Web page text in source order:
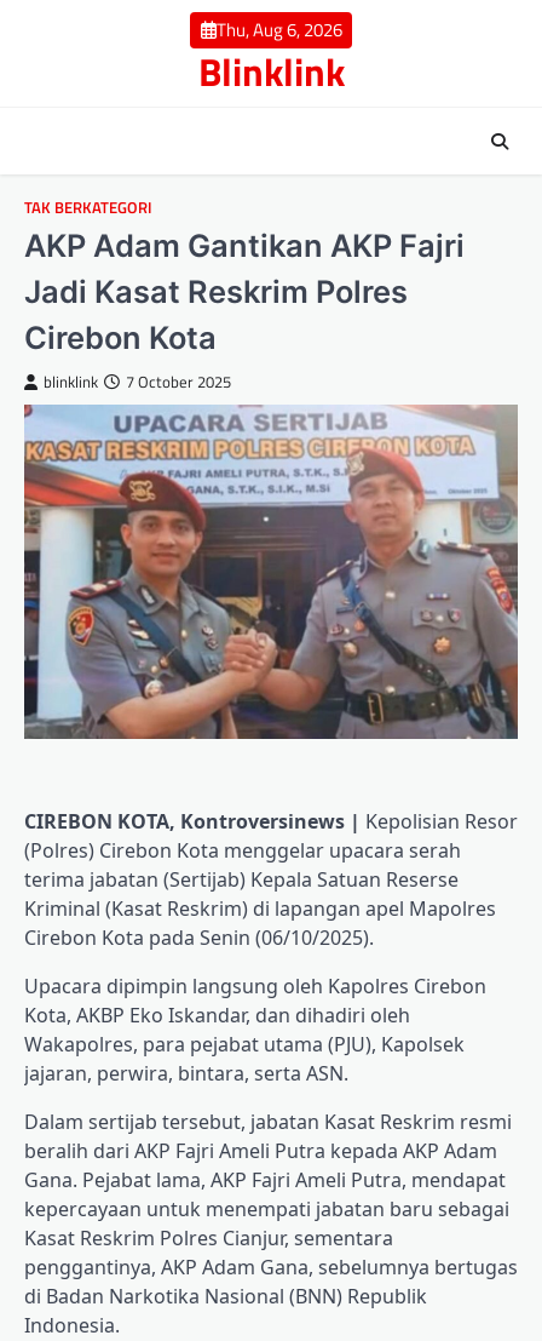
Thu, Aug 6, 2026
Blinklink
TAK BERKATEGORI
AKP Adam Gantikan AKP Fajri
Jadi Kasat Reskrim Polres
Cirebon Kota
blinklink 7 October 2025
CIREBON KOTA, Kontroversinews | Kepolisian Resor
(Polres) Cirebon Kota menggelar upacara serah
terima jabatan (Sertijab) Kepala Satuan Reserse
Kriminal (Kasat Reskrim) di lapangan apel Mapolres
Cirebon Kota pada Senin (06/10/2025).
Upacara dipimpin langsung oleh Kapolres Cirebon
Kota, AKBP Eko Iskandar, dan dihadiri oleh
Wakapolres, para pejabat utama (PJU), Kapolsek
jajaran, perwira, bintara, serta ASN.
Dalam sertijab tersebut, jabatan Kasat Reskrim resmi
beralih dari AKP Fajri Ameli Putra kepada AKP Adam
Gana. Pejabat lama, AKP Fajri Ameli Putra, mendapat
kepercayaan untuk menempati jabatan baru sebagai
Kasat Reskrim Polres Cianjur, sementara
penggantinya, AKP Adam Gana, sebelumnya bertugas
di Badan Narkotika Nasional (BNN) Republik
Indonesia.